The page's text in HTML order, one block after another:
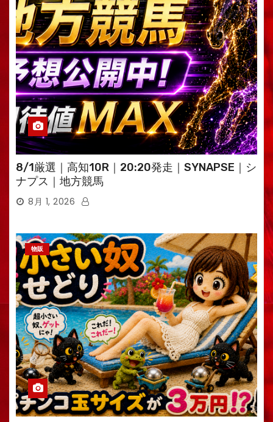
8/1厳選｜高知10R｜20:20発走｜SYNAPSE｜シ
ナプス｜地方競馬
8月 1, 2026
物販